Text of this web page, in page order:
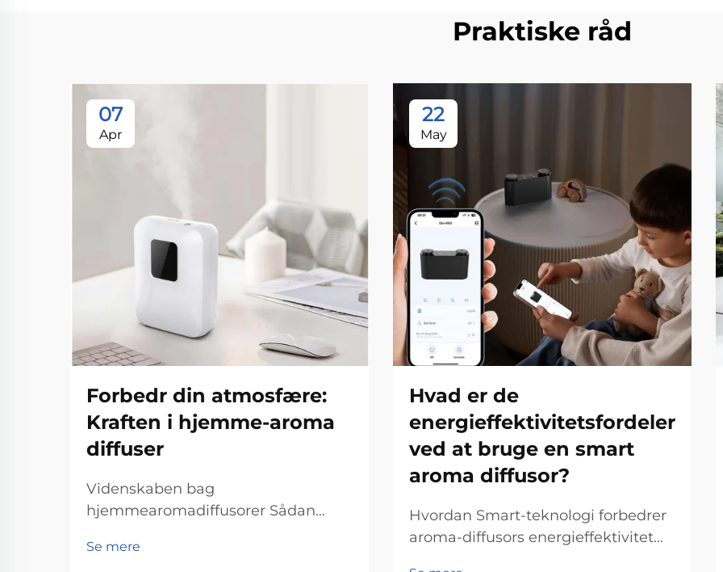
Praktiske råd
07
Apr
Forbedr din atmosfære:
Kraften i hjemme-aroma
diffuser
Videnskaben bag
hjemmearomadiffusorer Sådan
Hjemmearomadiffusorer virker
Se mere
22
May
Hvad er de
energieffektivitetsfordeler
ved at bruge en smart
aroma diffusor?
Hvordan Smart-teknologi forbedrer
aroma-diffusors energieffektivitet